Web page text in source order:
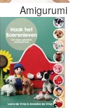
Amigurumi